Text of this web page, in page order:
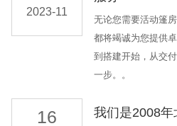
2023-11
无论您需要活动篷
都将竭诚为您提供
到搭建开始，从交
一步。。
16 我们是2008